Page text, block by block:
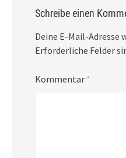
Schreibe einen
Deine E-Mail-
Erforderliche Felder
Kommentar *